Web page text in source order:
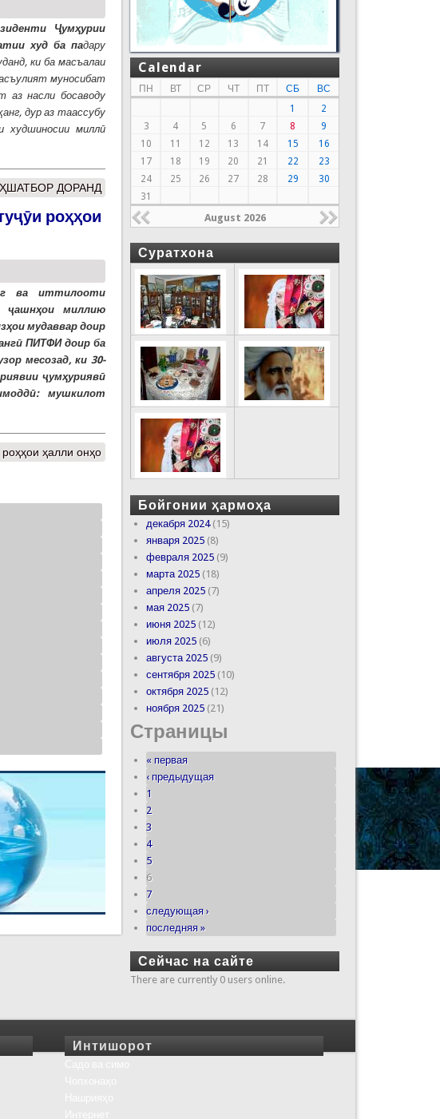
Ҷумҳурии
худ ба падару
ки ба масъалаи
муносибат
аз насли босаводу
дур аз таассубу
худшиносии миллӣ
ДОРАНД
роҳҳои
ва иттилооти
ҷашнҳои миллию
мудаввар доир
ПИТФИ доир ба
месозад, ки 30-
ҷумҳуриявӣ
мушкилот
ҳалли онҳо
Calendar
ПН ВТ СР ЧТ ПТ СБ
ВС
1
2
3
4 5 6 7 8
9
10
11 12 13 14 15
16
17
18 19 20 21 22
23
24
25 26 27 28 29
30
31
August 2026
Суратхона
Бойгонии ҳармоҳа
декабря 2024(15)
января 2025(8)
февраля 2025(9)
марта 2025(18)
апреля 2025(7)
мая 2025(7)
июня 2025(12)
июля 2025(6)
августа 2025(9)
сентября 2025(10)
октября 2025(12)
ноября 2025(21)
Страницы
« первая
‹ предыдущая
1
2
3
4
5
6
7
следующая ›
последняя »
Сейчас на сайте
There are currently 0 users online.
Интишорот